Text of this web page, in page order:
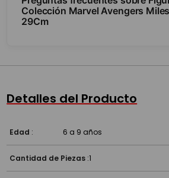
Colección Marvel Avengers
29Cm
¿Es para jugar o exhibir?
Detalles del Producto
Edad : 6 a 9 años
Cantidad de Piezas :1